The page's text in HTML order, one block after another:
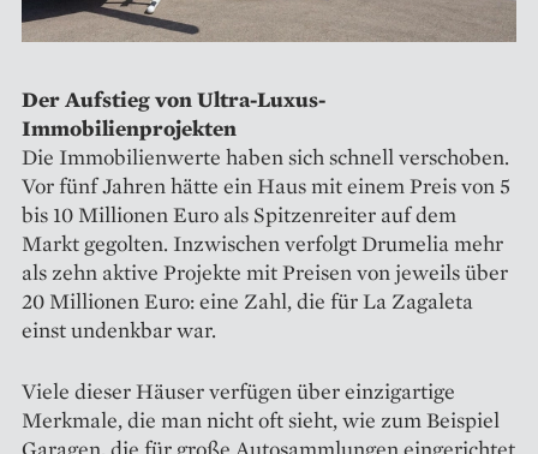
Der Aufstieg von Ultra-Luxus-
Immobilienprojekten
Die Immobilienwerte haben sich schnell verschoben.
Vor fünf Jahren hätte ein Haus mit einem Preis von 5
bis 10 Millionen Euro als Spitzenreiter auf dem
Markt gegolten. Inzwischen verfolgt Drumelia mehr
als zehn aktive Projekte mit Preisen von jeweils über
20 Millionen Euro: eine Zahl, die für La Zagaleta
einst undenkbar war.
Viele dieser Häuser verfügen über einzigartige
Merkmale, die man nicht oft sieht, wie zum Beispiel